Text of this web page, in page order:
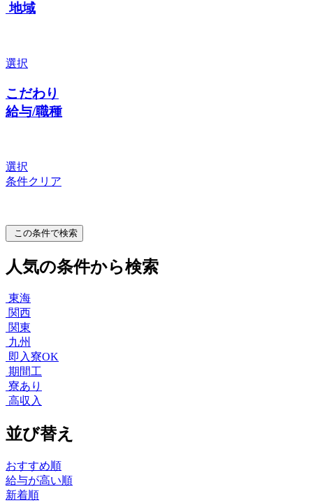
地域
選択
こだわり
給与/職種
選択
条件クリア
この条件で検索
人気の条件から検索
東海
関西
関東
九州
即入寮OK
期間工
寮あり
高収入
並び替え
おすすめ順
給与が高い順
新着順